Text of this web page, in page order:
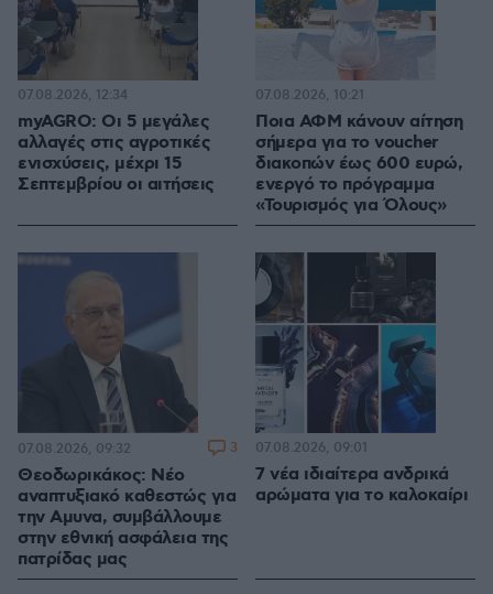
myAGRO: Οι 5 μεγάλες
αλλαγές στις αγροτικές
ενισχύσεις, μέχρι 15
Σεπτεμβρίου οι αιτήσεις
07.08.2026, 12:34
Ποια ΑΦΜ κάνουν αίτηση
σήμερα για το voucher
διακοπών έως 600 ευρώ,
ενεργό το πρόγραμμα
«Τουρισμός για Όλους»
07.08.2026, 10:21
Θεοδωρικάκος: Νέο
αναπτυξιακό καθεστώς για
την Αμυνα, συμβάλλουμε
στην εθνική ασφάλεια της
πατρίδας μας
07.08.2026, 09:32 3
7 νέα ιδιαίτερα ανδρικά
αρώματα για το καλοκαίρι
07.08.2026, 09:01